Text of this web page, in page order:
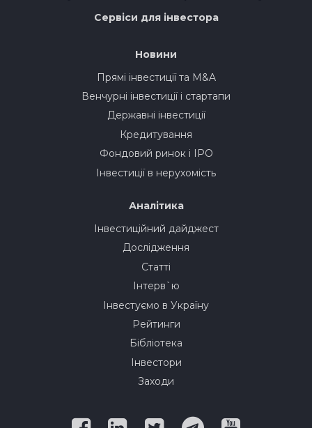
Сервіси для інвестора
Новини
Прямі інвестиції та M&A
Венчурні інвестиції і стартапи
Державні інвестиції
Кредитування
Фондовий ринок і IPO
Інвестиції в нерухомість
Аналітика
Інвестиційний дайджест
Дослідження
Статті
Інтерв`ю
Інвестуємо в Україну
Рейтинги
Бібліотека
Інвестори
Заходи